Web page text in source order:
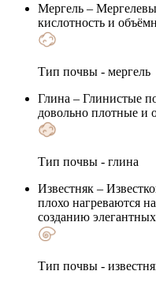
Мергель –
кислотность и
Тип почвы - мергель
Глина – Глинистые
довольно плотные и
Тип почвы - глина
Известняк –
плохо нагреваются
созданию
Тип почвы -